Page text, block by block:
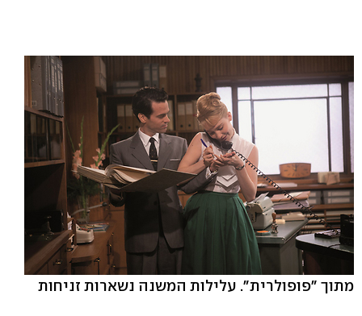
מתוך "פופולרית". עלילות המשנה נשארות זניחות